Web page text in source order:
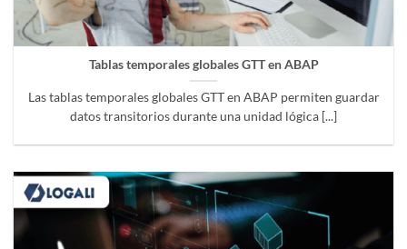
Tablas temporales globales GTT en ABAP
Las tablas temporales globales GTT en ABAP permiten guardar
datos transitorios durante una unidad lógica [...]